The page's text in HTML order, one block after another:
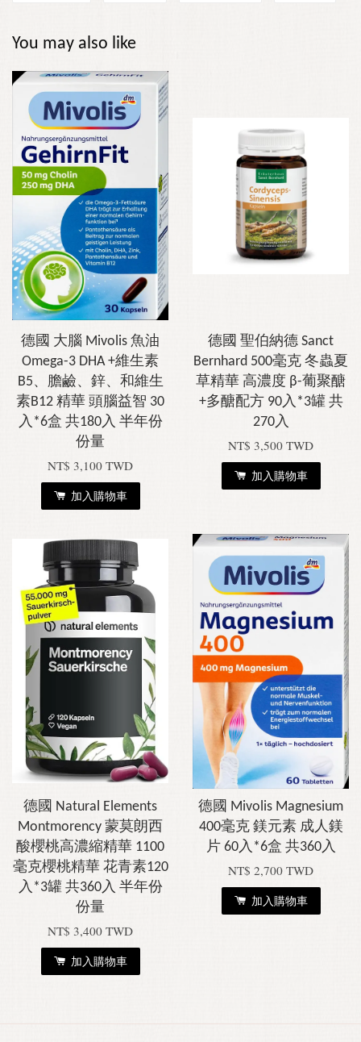
You may also like
德國 大腦 Mivolis 魚油
Omega-3 DHA +維生素
B5、膽鹼、鋅、和維生
素B12 精華 頭腦益智 30
入*6盒 共180入 半年份
份量
NT$ 3,100 TWD
加入購物車
德國 聖伯納德 Sanct
Bernhard 500毫克 冬蟲夏
草精華 高濃度 β-葡聚醣
+多醣配方 90入*3罐 共
270入
NT$ 3,500 TWD
加入購物車
德國 Natural Elements
Montmorency 蒙莫朗西
酸櫻桃高濃縮精華 1100
毫克櫻桃精華 花青素120
入*3罐 共360入 半年份
份量
NT$ 3,400 TWD
加入購物車
德國 Mivolis Magnesium
400毫克 鎂元素 成人鎂
片 60入*6盒 共360入
NT$ 2,700 TWD
加入購物車